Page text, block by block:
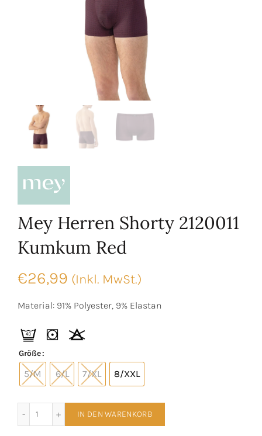
Mey Herren Shorty 2120011
Kumkum Red
€26,99 (Inkl. MwSt.)
Material: 91% Polyester, 9% Elastan
Größe
5/M 6/L 7/XL 8/XXL
IN DEN WARENKORB